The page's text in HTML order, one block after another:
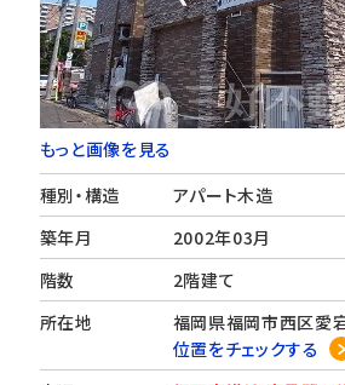
もっと画像を見る
種別・構造
アパート木造
築年月
2002年03月
階数
2階建て
所在地
福岡県福岡市西区愛
位置をチェックする